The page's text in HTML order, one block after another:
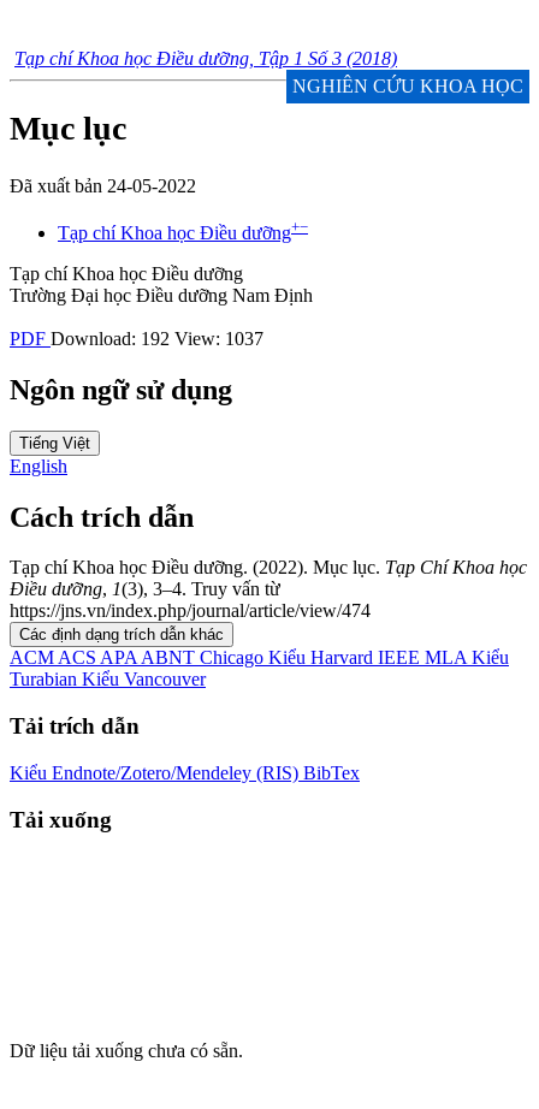
Tạp chí Khoa học Điều dưỡng, Tập 1 Số 3 (2018)
NGHIÊN CỨU KHOA HỌC
Mục lục
Đã xuất bản 24-05-2022
Tạp chí Khoa học Điều dưỡng+−
Tạp chí Khoa học Điều dưỡng
Trường Đại học Điều dưỡng Nam Định
PDF Download: 192 View: 1037
Ngôn ngữ sử dụng
Tiếng Việt
English
Cách trích dẫn
Tạp chí Khoa học Điều dưỡng. (2022). Mục lục. Tạp Chí Khoa học
Điều dưỡng, 1(3), 3–4. Truy vấn từ
https://jns.vn/index.php/journal/article/view/474
Các định dạng trích dẫn khác
ACMACS APAABNT Chicago Kiểu Harvard IEEE MLAKiểu
Turabian Kiểu Vancouver
Tải trích dẫn
Kiểu Endnote/Zotero/Mendeley (RIS) BibTex
Tải xuống
Dữ liệu tải xuống chưa có sẵn.